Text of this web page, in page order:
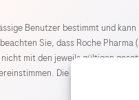
Benutzer bestimmt und
Sie, dass Roche Pharma
mit den jeweils gültigen
Die Roche Pharma